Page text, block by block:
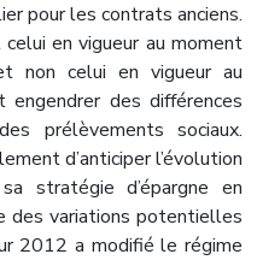
pour les contrats anciens.
en vigueur au moment
non celui en vigueur au
des différences
prélèvements sociaux.
d’anticiper l’évolution
stratégie d’épargne en
des variations potentielles
2012 a modifié le régime